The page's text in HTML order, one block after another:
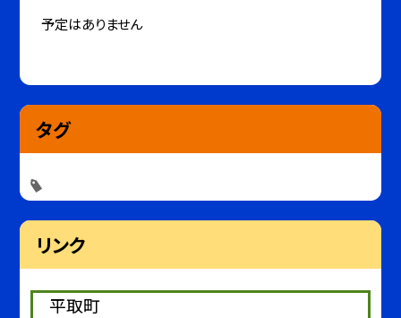
予定はありません
タグ
リンク
平取町